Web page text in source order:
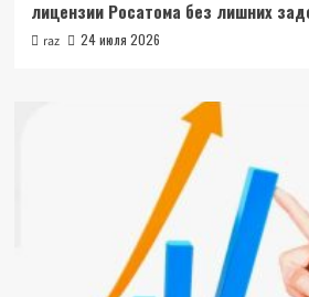
лицензии Росатома без лишних
raz 24 июля 2026